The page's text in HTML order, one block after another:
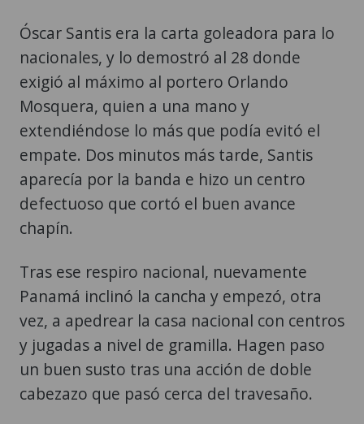
Óscar Santis era la carta goleadora para lo
nacionales, y lo demostró al 28 donde
exigió al máximo al portero Orlando
Mosquera, quien a una mano y
extendiéndose lo más que podía evitó el
empate. Dos minutos más tarde, Santis
aparecía por la banda e hizo un centro
defectuoso que cortó el buen avance
chapín.
Tras ese respiro nacional, nuevamente
Panamá inclinó la cancha y empezó, otra
vez, a apedrear la casa nacional con centros
y jugadas a nivel de gramilla. Hagen paso
un buen susto tras una acción de doble
cabezazo que pasó cerca del travesaño.